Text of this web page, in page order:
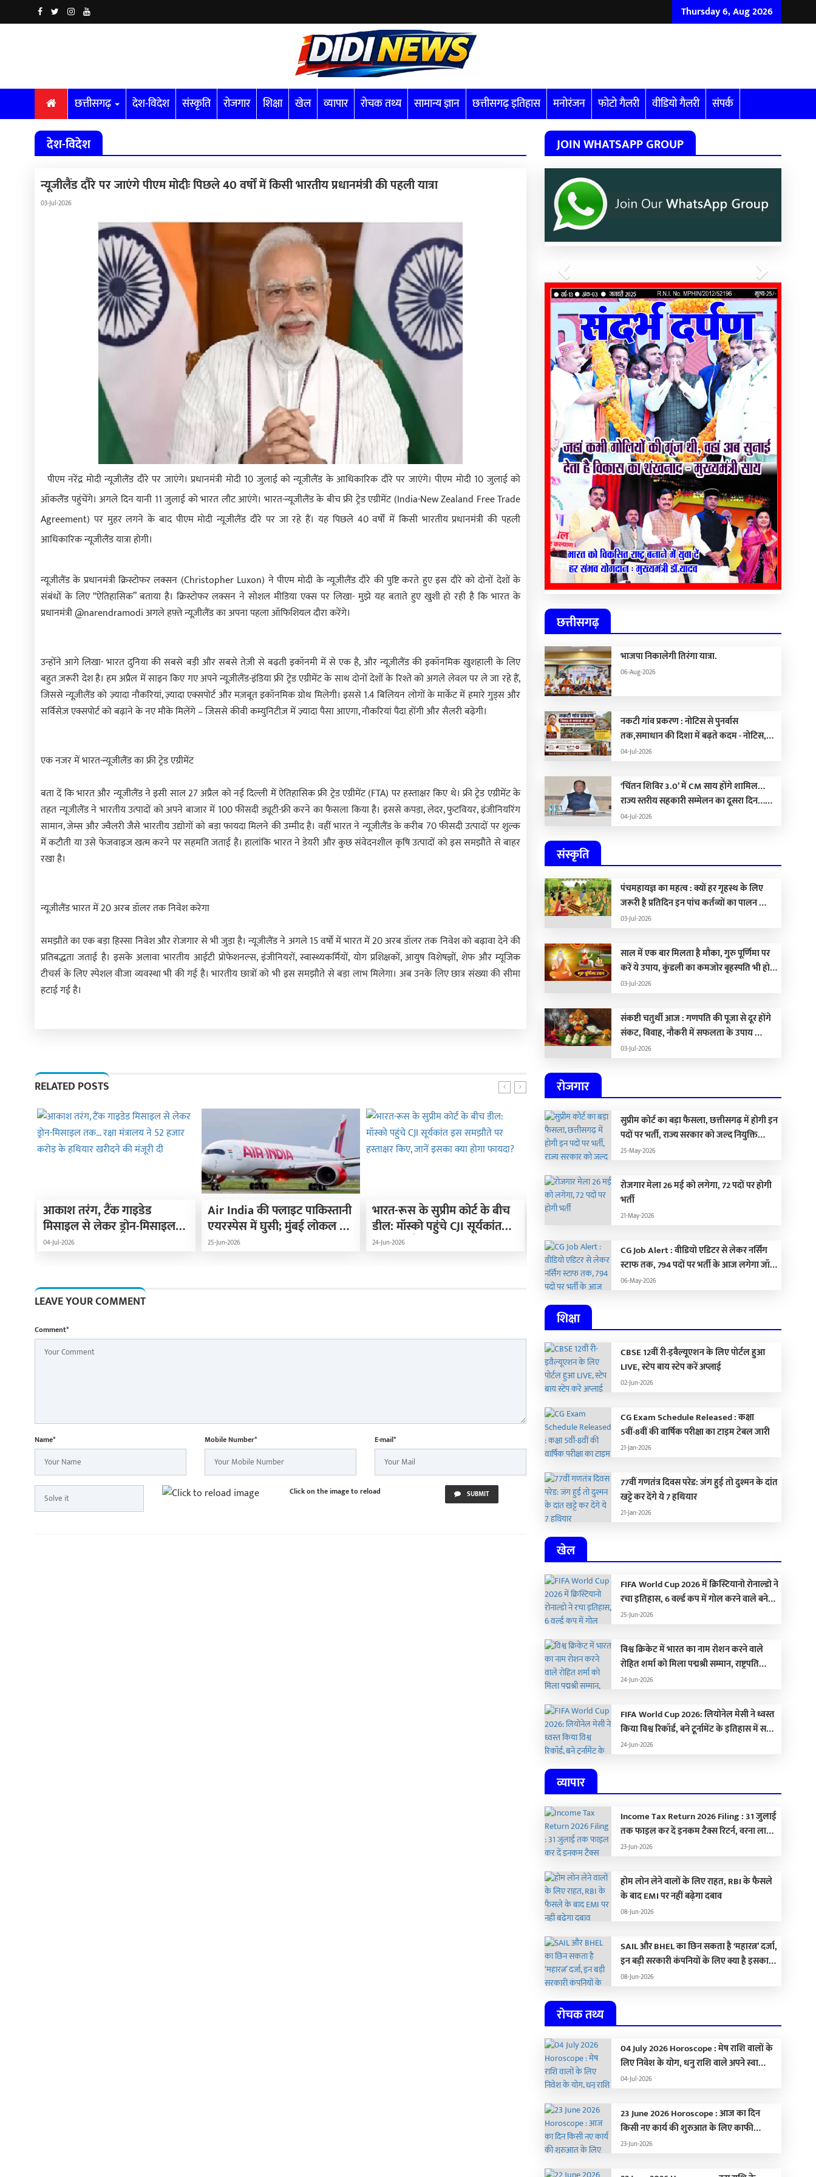
Thursday 6, Aug 2026
छत्तीसगढ़ देश-विदेश संस्कृति रोजगार शिक्षा खेल व्यापार रोचक तथ्य सामान्य ज्ञान छत्तीसगढ़ इतिहास मनोरंजन फोटो गैलरी वीडियो गैलरी संपर्क
देश-विदेश
न्यूजीलैंड दौरे पर जाएंगे पीएम मोदीः पिछले 40 वर्षों में किसी भारतीय प्रधानमंत्री की पहली यात्रा
03-Jul-2026
पीएम नरेंद्र मोदी न्यूजीलैंड दौरे पर जाएंगे। प्रधानमंत्री मोदी 10 जुलाई को न्यूजीलैंड के आधिकारिक दौरे पर जाएंगे। पीएम मोदी 10 जुलाई को
ऑकलैंड पहुंचेंगे। अगले दिन यानी 11 जुलाई को भारत लौट आएंगे। भारत-न्यूजीलैंड के बीच फ्री ट्रेड एग्रीमेंट (India-New Zealand Free Trade
Agreement) पर मुहर लगने के बाद पीएम मोदी न्यूजीलैंड दौरे पर जा रहे हैं। यह पिछले 40 वर्षों में किसी भारतीय प्रधानमंत्री की पहली
आधिकारिक न्यूजीलैंड यात्रा होगी।
न्यूजीलैंड के प्रधानमंत्री क्रिस्टोफर लक्सन (Christopher Luxon) ने पीएम मोदी के न्यूजीलैंड दौरे की पुष्टि करते हुए इस दौरे को दोनों देशों के
संबंधों के लिए “ऐतिहासिक” बताया है। क्रिस्टोफर लक्सन ने सोशल मीडिया एक्स पर लिखा- मुझे यह बताते हुए खुशी हो रही है कि भारत के
प्रधानमंत्री @narendramodi अगले हफ़्ते न्यूज़ीलैंड का अपना पहला ऑफिशियल दौरा करेंगे।
उन्होंने आगे लिखा- भारत दुनिया की सबसे बड़ी और सबसे तेज़ी से बढ़ती इकॉनमी में से एक है, और न्यूज़ीलैंड की इकॉनमिक खुशहाली के लिए
बहुत ज़रूरी देश है। हम अप्रैल में साइन किए गए अपने न्यूज़ीलैंड-इंडिया फ्री ट्रेड एग्रीमेंट के साथ दोनों देशों के रिश्ते को अगले लेवल पर ले जा रहे हैं,
जिससे न्यूज़ीलैंड को ज़्यादा नौकरियां, ज़्यादा एक्सपोर्ट और मज़बूत इकॉनमिक ग्रोथ मिलेगी। इससे 1.4 बिलियन लोगों के मार्केट में हमारे गुड्स और
सर्विसेज़ एक्सपोर्ट को बढ़ाने के नए मौके मिलेंगे – जिससे कीवी कम्युनिटीज़ में ज़्यादा पैसा आएगा, नौकरियां पैदा होंगी और सैलरी बढ़ेगी।
एक नजर में भारत-न्यूजीलैंड का फ्री ट्रेड एग्रीमेंट
बता दें कि भारत और न्यूजीलैंड ने इसी साल 27 अप्रैल को नई दिल्ली में ऐतिहासिक फ्री ट्रेड एग्रीमेंट (FTA) पर हस्ताक्षर किए थे। फ्री ट्रेड एग्रीमेंट के
तहत न्यूजीलैंड ने भारतीय उत्पादों को अपने बाजार में 100 फीसदी ड्यूटी-फ्री करने का फैसला किया है। इससे कपड़ा, लेदर, फुटवियर, इंजीनियरिंग
सामान, जेम्स और ज्वैलरी जैसे भारतीय उद्योगों को बड़ा फायदा मिलने की उम्मीद है। वहीं भारत ने न्यूजीलैंड के करीब 70 फीसदी उत्पादों पर शुल्क
में कटौती या उसे फेजवाइज खत्म करने पर सहमति जताई है। हालांकि भारत ने डेयरी और कुछ संवेदनशील कृषि उत्पादों को इस समझौते से बाहर
रखा है।
न्यूजीलैंड भारत में 20 अरब डॉलर तक निवेश करेगा
समझौते का एक बड़ा हिस्सा निवेश और रोजगार से भी जुड़ा है। न्यूजीलैंड ने अगले 15 वर्षों में भारत में 20 अरब डॉलर तक निवेश को बढ़ावा देने की
प्रतिबद्धता जताई है। इसके अलावा भारतीय आईटी प्रोफेशनल्स, इंजीनियरों, स्वास्थ्यकर्मियों, योग प्रशिक्षकों, आयुष विशेषज्ञों, शेफ और म्यूजिक
टीचर्स के लिए स्पेशल वीजा व्यवस्था भी की गई है। भारतीय छात्रों को भी इस समझौते से बड़ा लाभ मिलेगा। अब उनके लिए छात्र संख्या की सीमा
हटाई गई है।
RELATED POSTS
आकाश तरंग, टैंक गाइडेड
मिसाइल से लेकर ड्रोन-मिसाइल
तक… रक्षा मंत्रालय ने 52 हजार
04-Jul-2026
Air India की फ्लाइट पाकिस्तानी
एयरस्पेस में घुसी; मुंबई लोकल ट्रेन
में मर्डर; सोना 32 हजार और चांदी
25-Jun-2026
भारत-रूस के सुप्रीम कोर्ट के बीच
डील: मॉस्को पहुंचे CJI सूर्यकांत
इस समझौते पर हस्ताक्षर किए,
24-Jun-2026
International Yoga Day
2026: अंतरराष्ट्रीय योग दिवस पर
कोलकाता के रेड रोड पर पीएम
मोदी ने योग किया, बोले-70 की उम्र
में 50 जैसा दिखें, 40 साल की उम्र
में 20 से ज्यादा लचीले हों
21-Jun-2026 पर्सनैलिटी; पीओके में
सेना का खूनी खेल
10-Jun-2026
LEAVE YOUR COMMENT
Comment*
Name* Mobile Number* E-mail*
Click on the image to reload SUBMIT
JOIN WHATSAPP GROUP
Previous Next
छत्तीसगढ़
भाजपा निकालेगी तिरंगा यात्रा.
06-Aug-2026
नकटी गांव प्रकरण : नोटिस से पुनर्वास
तक,समाधान की दिशा में बढ़ते कदम - नोटिस,
कार्रवाई, पुनर्वास और राजनीति का सच
04-Jul-2026
‘चिंतन शिविर 3.0’ में CM साय होंगे शामिल…
राज्य स्तरीय सहकारी सम्मेलन का दूसरा दिन…
भोरमदेव ईको ट्रेल 2026 आज से शुरू…
04-Jul-2026
संस्कृति
पंचमहायज्ञ का महत्व : क्यों हर गृहस्थ के लिए
जरूरी है प्रतिदिन इन पांच कर्तव्यों का पालन …
03-Jul-2026
साल में एक बार मिलता है मौका, गुरु पूर्णिमा पर
करें ये उपाय, कुंडली का कमजोर बृहस्पति भी हो
जाएगा मजबूत …
03-Jul-2026
संकष्टी चतुर्थी आज : गणपति की पूजा से दूर होंगे
संकट, विवाह, नौकरी में सफलता के उपाय …
03-Jul-2026
रोजगार
सुप्रीम कोर्ट का बड़ा फैसला, छत्तीसगढ़ में होगी इन
पदों पर भर्ती, राज्य सरकार को जल्द नियुक्ति
प्रक्रिया पूरा करने के दिए निर्देश…
25-May-2026
रोजगार मेला 26 मई को लगेगा, 72 पदों पर होगी
भर्ती
21-May-2026
CG Job Alert : वीडियो एडिटर से लेकर नर्सिंग
स्टाफ तक, 794 पदों पर भर्ती के आज लगेगा जॉब
फेयर
06-May-2026
शिक्षा
CBSE 12वीं री-इवैल्यूएशन के लिए पोर्टल हुआ
LIVE, स्टेप बाय स्टेप करें अप्लाई
02-Jun-2026
CG Exam Schedule Released : कक्षा
5वीं-8वीं की वार्षिक परीक्षा का टाइम टेबल जारी
21-Jan-2026
77वीं गणतंत्र दिवस परेड: जंग हुई तो दुश्मन के दांत
खट्टे कर देंगे ये 7 हथियार
21-Jan-2026
खेल
FIFA World Cup 2026 में क्रिस्टियानो रोनाल्डो ने
रचा इतिहास, 6 वर्ल्ड कप में गोल करने वाले बने
पहले खिलाड़ी, आलोचकों को यूं किया शांत
25-Jun-2026
विश्व क्रिकेट में भारत का नाम रोशन करने वाले
रोहित शर्मा को मिला पद्मश्री सम्मान, राष्ट्रपति
द्रौपदी मुर्मू ने किया सम्मानित
24-Jun-2026
FIFA World Cup 2026: लियोनेल मेसी ने ध्वस्त
किया विश्व रिकॉर्ड, बने टूर्नामेंट के इतिहास में सबसे
ज्यादा गोल करने वाले खिलाड़ी
24-Jun-2026
व्यापार
Income Tax Return 2026 Filing : 31 जुलाई
तक फाइल कर दें इनकम टैक्स रिटर्न, वरना लाखों
का लगेगा जुर्माना
23-Jun-2026
होम लोन लेने वालों के लिए राहत, RBI के फैसले
के बाद EMI पर नहीं बढ़ेगा दबाव
08-Jun-2026
SAIL और BHEL का छिन सकता है ‘महारत्न’ दर्जा,
इन बड़ी सरकारी कंपनियों के लिए क्या है इसका
मतलब…
08-Jun-2026
रोचक तथ्य
04 July 2026 Horoscope : मेष राशि वालों के
लिए निवेश के योग, धनु राशि वाले अपने स्वास्थ्य
का रखें ध्यान,
04-Jul-2026
23 June 2026 Horoscope : आज का दिन
किसी नए कार्य की शुरुआत के लिए काफी
अनुकूल, जानिए अपना राशिफल …
23-Jun-2026